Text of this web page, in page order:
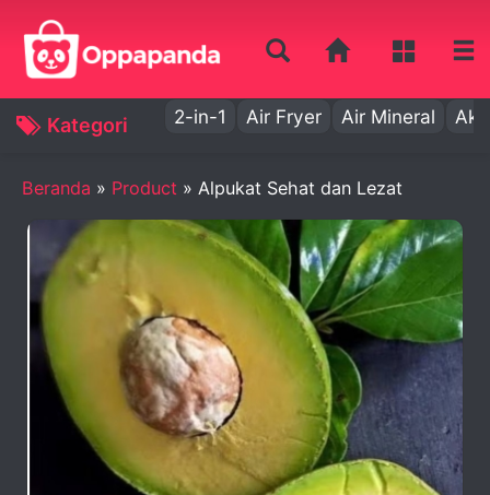
Kategori 2-in-1 Air Fryer Air Mineral Aki
Beranda » Product » Alpukat Sehat dan Lezat